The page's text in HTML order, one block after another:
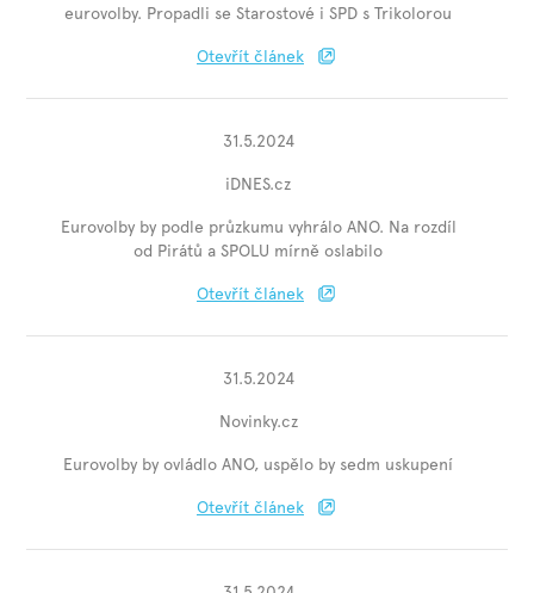
eurovolby. Propadli se Starostové i SPD s Trikolorou
Otevřít článek
31.5.2024
iDNES.cz
Eurovolby by podle průzkumu vyhrálo ANO. Na rozdíl
od Pirátů a SPOLU mírně oslabilo
Otevřít článek
31.5.2024
Novinky.cz
Eurovolby by ovládlo ANO, uspělo by sedm uskupení
Otevřít článek